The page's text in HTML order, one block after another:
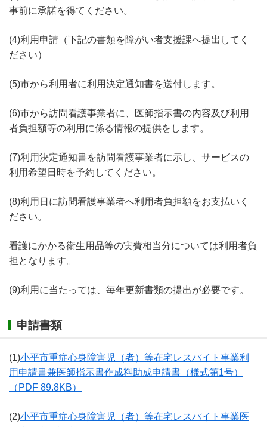
事前に承諾を得てください。
(4)利用申請（下記の書類を障がい者支援課へ提出してく
ださい）
(5)市から利用者に利用決定通知書を送付します。
(6)市から訪問看護事業者に、医師指示書の内容及び利用
者負担額等の利用に係る情報の提供をします。
(7)利用決定通知書を訪問看護事業者に示し、サービスの
利用希望日時を予約してください。
(8)利用日に訪問看護事業者へ利用者負担額をお支払いく
ださい。
看護にかかる衛生用品等の実費相当分については利用者負
担となります。
(9)利用に当たっては、毎年更新書類の提出が必要です。
申請書類
(1)小平市重症心身障害児（者）等在宅レスパイト事業利
用申請書兼医師指示書作成料助成申請書（様式第1号）
（PDF 89.8KB）
(2)小平市重症心身障害児（者）等在宅レスパイト事業医